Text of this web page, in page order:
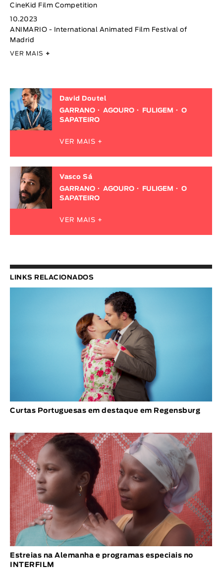
CineKid Film Competition
10.2023
ANIMARIO - International Animated Film Festival of
Madrid
VER MAIS +
David Doutel
GARRANO
AGOURO FULIGEM
O
SAPATEIRO
VER MAIS +
Vasco Sá
GARRANO
AGOURO FULIGEM
O
SAPATEIRO
VER MAIS +
LINKS RELACIONADOS
Curtas Portuguesas em destaque em Regensburg
Estreias na Alemanha e programas especiais no
INTERFILM